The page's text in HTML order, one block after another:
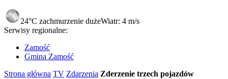
24°C zachmurzenie dużeWiatr: 4 m/s
Serwisy regionalne:
Zamość
Gmina Zamość
Strona główna TV Zdarzenia Zderzenie trzech pojazdów